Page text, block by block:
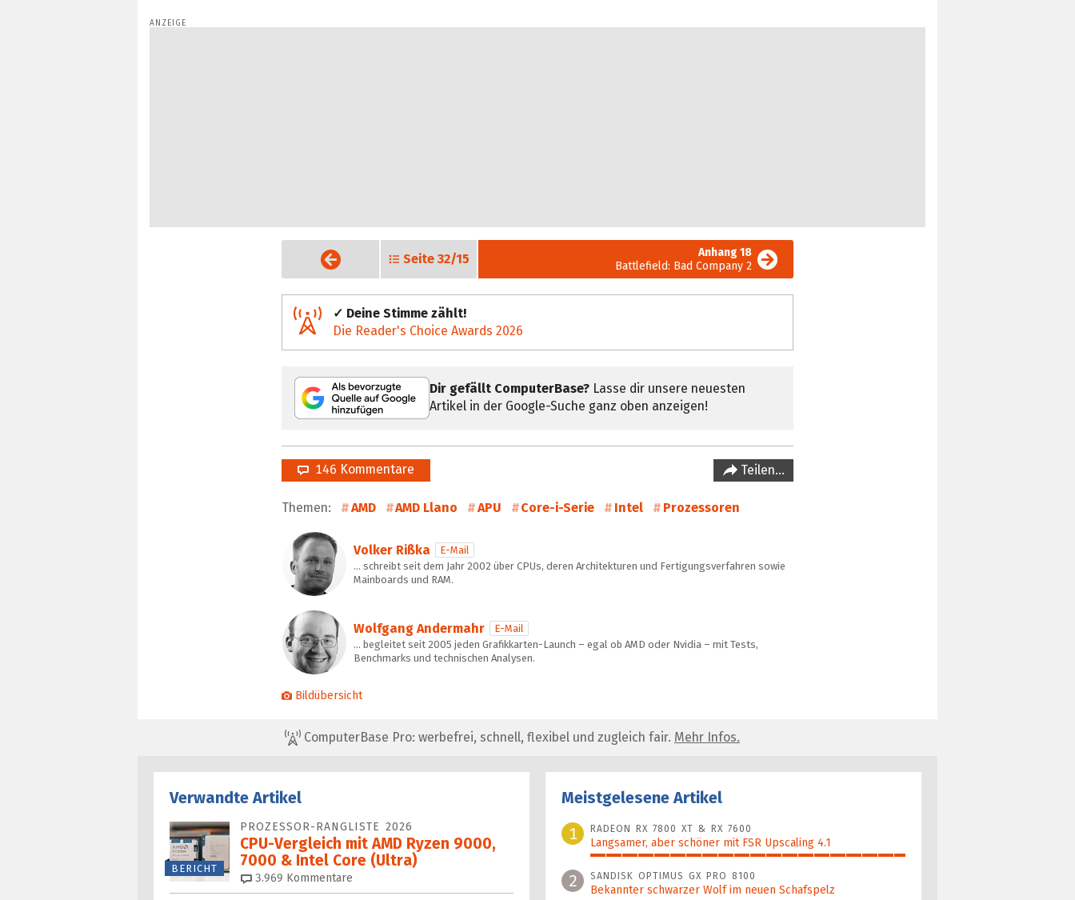
Vorige Seite Seite 32/15
Anhang 18
Battlefield: Bad Company 2
✓ Deine Stimme zählt!
Die Reader's Choice Awards 2026
Dir gefällt ComputerBase? Lasse dir unsere neuesten
Artikel in der Google-Suche ganz oben anzeigen!
146 Kommentare Teilen…
Themen: AMD AMD Llano APU Core-i-Serie Intel Prozessoren
Volker Rißka
E-Mail
… schreibt seit dem Jahr 2002 über CPUs, deren Architekturen und Fertigungsverfahren sowie
Mainboards und RAM.
Wolfgang Andermahr
E-Mail
… begleitet seit 2005 jeden Grafikkarten-Launch – egal ob AMD oder Nvidia – mit Tests,
Benchmarks und technischen Analysen.
Bildübersicht
ComputerBase Pro: werbefrei, schnell, flexibel und zugleich fair. Mehr Infos.
Verwandte Artikel
BERICHT
PROZESSOR-RANGLISTE 2026
CPU-Vergleich mit AMD Ryzen 9000,
7000 & Intel Core (Ultra)
3.969 Kommentare
Meistgelesene Artikel
1
RADEON RX 7800 XT & RX 7600
Langsamer, aber schöner mit FSR Upscaling 4.1
100%
2 SANDISK OPTIMUS GX PRO 8100
Bekannter schwarzer Wolf im neuen Schafspelz